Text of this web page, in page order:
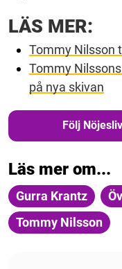
LÄS MER:
Tommy Nilsson
Tommy
på nya skivan
Följ
Läs mer om...
Gurra Krantz
Tommy Nilsson